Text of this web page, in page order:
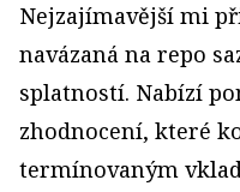
Nejzajímavější mi
navázaná na repo
splatností. Nabízí
zhodnocení, které
termínovaným